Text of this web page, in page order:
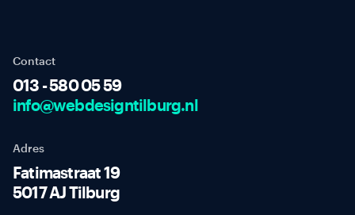
Contact
013 - 580 05 59
info@webdesigntilburg.nl
Adres
Fatimastraat 19
5017 AJ Tilburg